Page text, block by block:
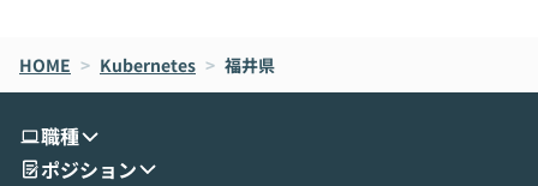
oworkの基本的な機能をご紹介いただきま
す。 続く公開デモでは、実際にCoworkを
せいただきます。数分でワークフローが完
成する手軽さや、Gmail等の外部サービス
ント構築の最前
HOME > Kubernetes > 福井県
職種
ポジション